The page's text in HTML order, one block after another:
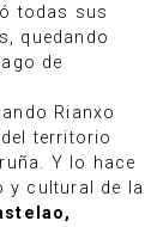
todas sus
quedando
de
Rianxo
territorio
Y lo hace
y cultural de la